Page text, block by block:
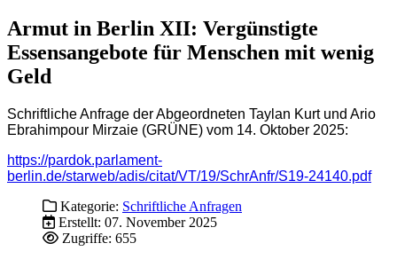
Armut in Berlin XII: Vergünstigte
Essensangebote für Menschen mit wenig
Geld
Schriftliche Anfrage der Abgeordneten Taylan Kurt und Ario
Ebrahimpour Mirzaie (GRÜNE) vom 14. Oktober 2025:
https://pardok.parlament-
berlin.de/starweb/adis/citat/VT/19/SchrAnfr/S19-24140.pdf
Kategorie: Schriftliche Anfragen
Erstellt: 07. November 2025
Zugriffe: 655